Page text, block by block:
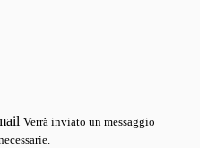
Verrà inviato un messaggio